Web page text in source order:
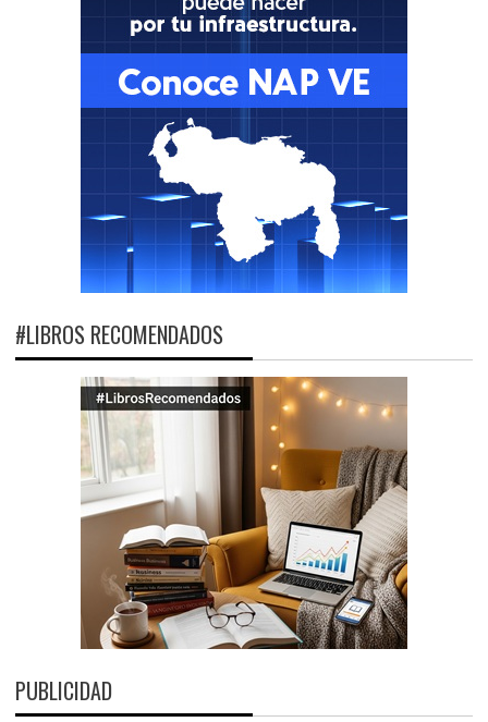
#LIBROS RECOMENDADOS
PUBLICIDAD